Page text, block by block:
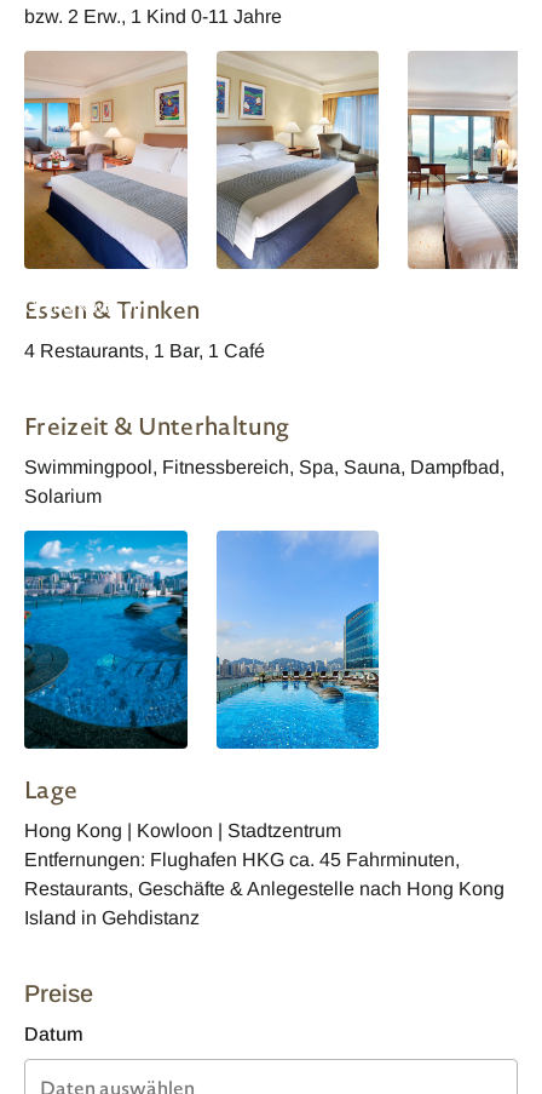
bzw. 2 Erw., 1 Kind 0-11 Jahre
Grand Kowloon
Essen & Trinken
4 Restaurants, 1 Bar, 1 Café
Freizeit & Unterhaltung
Swimmingpool, Fitnessbereich, Spa, Sauna, Dampfbad,
Solarium
Lage
Hong Kong | Kowloon | Stadtzentrum
Entfernungen: Flughafen HKG ca. 45 Fahrminuten,
Restaurants, Geschäfte & Anlegestelle nach Hong Kong
Island in Gehdistanz
Preise
Datum